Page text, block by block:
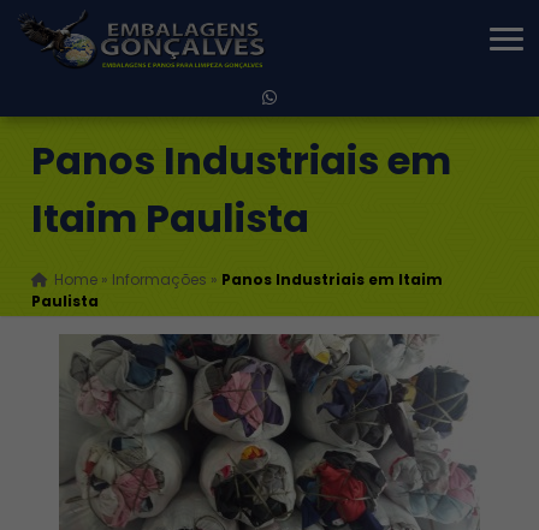
Panos Industriais em
Itaim Paulista
Home » Informações » Panos Industriais em Itaim
Paulista